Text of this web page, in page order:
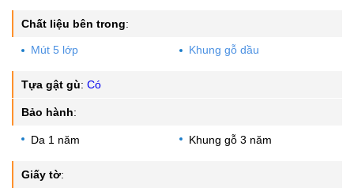
Chất liệu bên trong:
Mút 5 lớp Khung gỗ dầu
Tựa gật gù: Có
Bảo hành:
Da 1 năm Khung gỗ 3 năm
Giấy tờ: